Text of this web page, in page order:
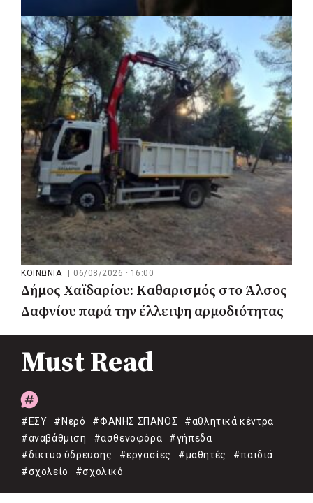
ΚΟΙΝΩΝΙΑ | 06/08/2026 · 16:43
Δήμος Κασσάνδρας: Αίρεται η σύσταση
για μη χρήση νερού στη Σίβηρη
ΚΟΙΝΩΝΙΑ 06/08/2026 · 16:00
Δήμος Χαϊδαρίου: Καθαρισμός στο Άλσος
Δαφνίου παρά την έλλειψη αρμοδιότητας
Must Read
#ΕΣΥ #Νερό #ΦΑΝΗΣ ΣΠΑΝΟΣ
#αθλητικά κέντρα
#αναβάθμιση
#ασθενοφόρα
#γήπεδα
#δίκτυο ύδρευσης
#εργασίες #μαθητές
#παιδιά
#σχολείο
#σχολικό